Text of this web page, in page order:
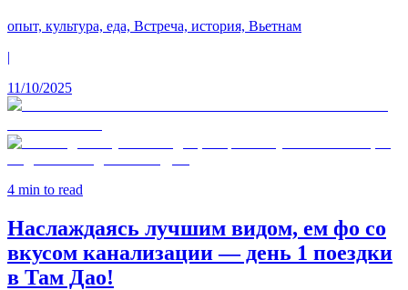
опыт, культура, еда, Встреча, история, Вьетнам
|
11/10/2025
4 min to read
Наслаждаясь лучшим видом, ем фо со
вкусом канализации — день 1 поездки
в Там Дао!